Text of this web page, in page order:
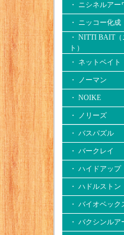
・ ニシネルアー
・ ニッコー化成
・ NITTI BAIT
ト）
・ ネットベイト
・ ノーマン
・ NOIKE
・ ノリーズ
・ バスパズル
・ バークレイ
・ ハイドアップ
・ ハドルストン
・ バイオベック
・ バクシンルア